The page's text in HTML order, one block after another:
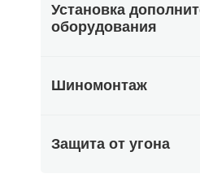
Установка
оборудования
Шиномонтаж
Защита от угона